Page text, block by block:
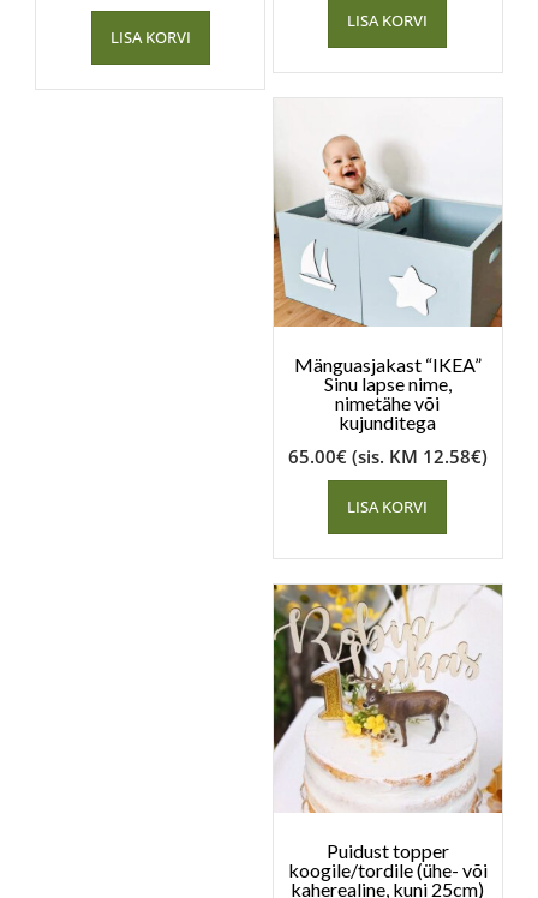
LISA KORVI
LISA KORVI
Mänguasjakast “IKEA”
Sinu lapse nime,
nimetähe või
kujunditega
65.00€ (sis. KM 12.58€)
LISA KORVI
Puidust topper
koogile/tordile (ühe- või
kaherealine, kuni 25cm)